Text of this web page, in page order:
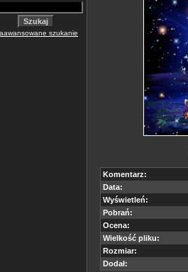
szukanie
Komentarz:
Data:
Wyświetleń:
Pobrań:
Ocena:
Wielkość pliku:
Rozmiar:
Dodał: